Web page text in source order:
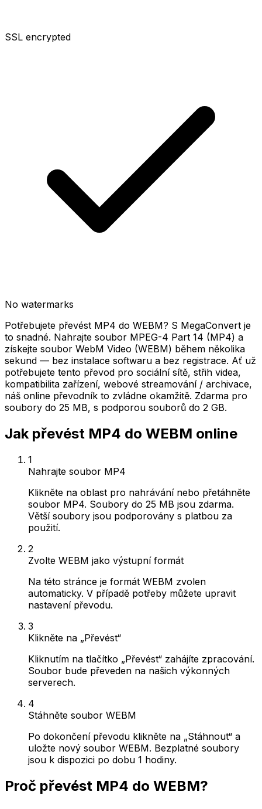
SSL encrypted
No watermarks
Potřebujete převést MP4 do WEBM? S MegaConvert je
to snadné. Nahrajte soubor MPEG-4 Part 14 (MP4) a
získejte soubor WebM Video (WEBM) během několika
sekund — bez instalace softwaru a bez registrace. Ať už
potřebujete tento převod pro sociální sítě, střih videa,
kompatibilita zařízení, webové streamování / archivace,
náš online převodník to zvládne okamžitě. Zdarma pro
soubory do 25 MB, s podporou souborů do 2 GB.
Jak převést MP4 do WEBM online
1
Nahrajte soubor MP4
Klikněte na oblast pro nahrávání nebo přetáhněte
soubor MP4. Soubory do 25 MB jsou zdarma.
Větší soubory jsou podporovány s platbou za
použití.
2
Zvolte WEBM jako výstupní formát
Na této stránce je formát WEBM zvolen
automaticky. V případě potřeby můžete upravit
nastavení převodu.
3
Klikněte na „Převést“
Kliknutím na tlačítko „Převést“ zahájíte zpracování.
Soubor bude převeden na našich výkonných
serverech.
4
Stáhněte soubor WEBM
Po dokončení převodu klikněte na „Stáhnout“ a
uložte nový soubor WEBM. Bezplatné soubory
jsou k dispozici po dobu 1 hodiny.
Proč převést MP4 do WEBM?